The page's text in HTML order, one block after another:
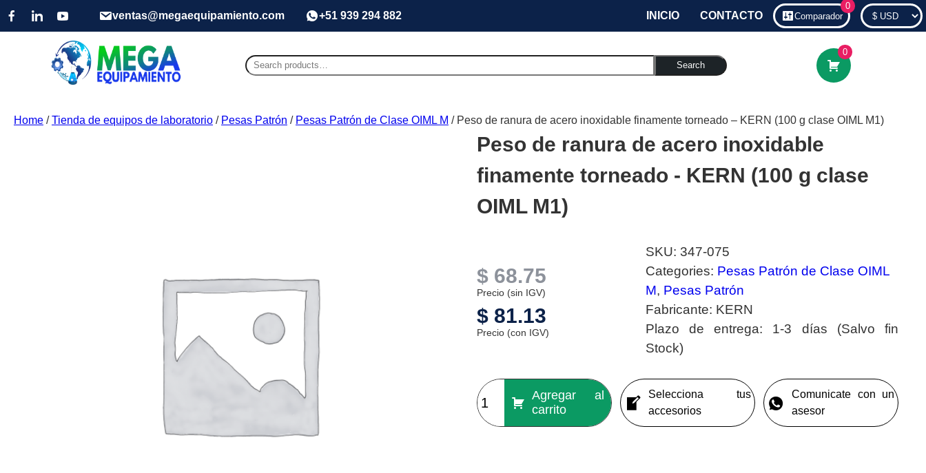
ventas@megaequipamiento.com +51 939 294 882 INICIO CONTACTO
0
Comparador
Search
for:
Search
0
Home /Tienda de equipos de laboratorio / Pesas Patrón / Pesas Patrón de Clase OIML M / Peso de ranura de acero inoxidable finamente torneado – KERN (100 g clase OIML M1)
Peso de ranura de acero inoxidable
finamente torneado - KERN (100 g clase
OIML M1)
$ 68.75
Precio (sin IGV)
$ 81.13
Precio (con IGV)
SKU: 347-075
Categories: Pesas Patrón de Clase OIML
M, Pesas Patrón
Fabricante: KERN
Plazo de entrega: 1-3 días (Salvo fin
Stock)
Agregar al
carrito
Selecciona tus
accesorios
Comunicate con un
asesor